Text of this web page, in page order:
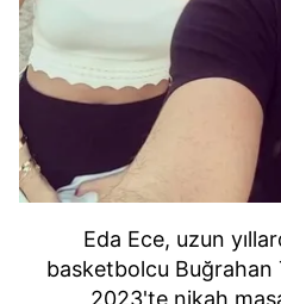
Eda Ece, uzun
basketbolcu Buğrahan
2023'te nikah